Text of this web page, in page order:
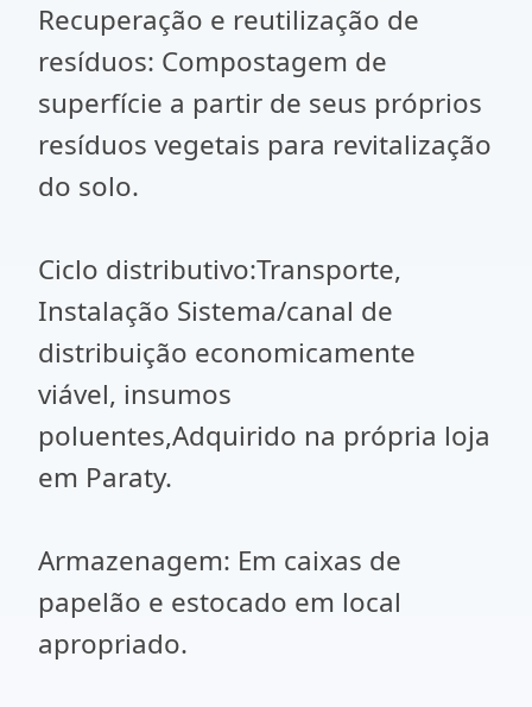
Recuperação e reutilização de
resíduos: Compostagem de
superfície a partir de seus próprios
resíduos vegetais para revitalização
do solo.
Ciclo distributivo:Transporte,
Instalação Sistema/canal de
distribuição economicamente
viável, insumos
poluentes,Adquirido na própria loja
em Paraty.
Armazenagem: Em caixas de
papelão e estocado em local
apropriado.